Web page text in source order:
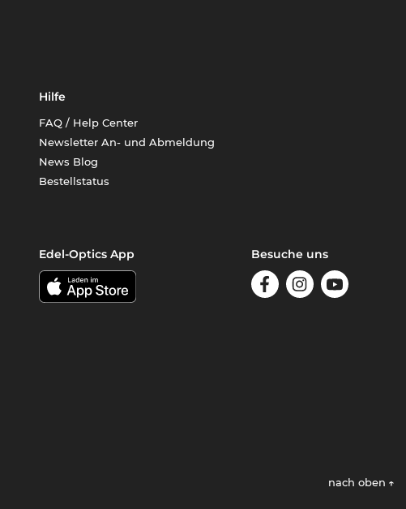
Hilfe
FAQ / Help Center
Newsletter An- und Abmeldung
News Blog
Bestellstatus
Edel-Optics App Besuche uns
nach oben